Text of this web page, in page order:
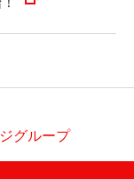
グループ